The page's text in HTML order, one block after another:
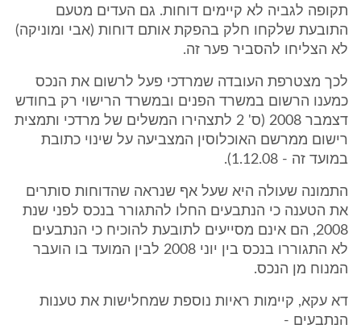
תקופה לגביה לא קיימים דוחות. גם העדים מטעם
התובעת שלקחו חלק בהפקת אותם דוחות (אבי ומוניקה)
לא הצליחו להסביר פער זה.
לכך מצטרפת העובדה שמרדכי פעל לרשום את הנכס
כמענו הרשום במשרד הפנים ובמשרד הרישוי רק בחודש
דצמבר 2008 (ס' 2 לתצהירו המשלים של מרדכי ותמצית
רישום ממרשם האוכלוסין המצביעה על שינוי כתובת
במועד זה - 1.12.08).
התמונה שעולה היא שעל אף שנראה שהדוחות סותרים
את הטענה כי הנתבעים החלו להתגורר בנכס לפני שנת
2008, הם אינם מסייעים לתובעת להוכיח כי הנתבעים
לא התגוררו בנכס בין יוני 2008 לבין המועד בו הועבר
המנוח מן הנכס.
דא עקא, קיימות ראיות נוספת שמחלישות את טענות
הנתבעים -